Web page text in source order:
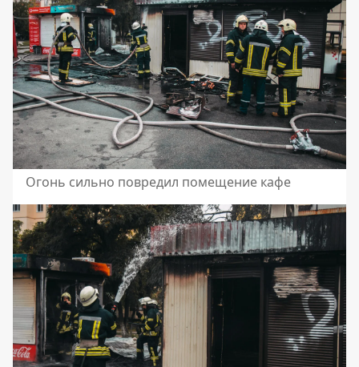
Огонь сильно повредил помещение кафе